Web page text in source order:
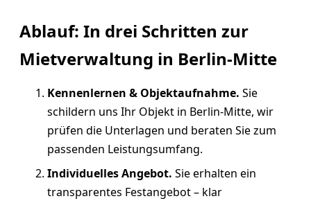
Ablauf: In drei Schritten zur
Mietverwaltung in Berlin-Mitte
Kennenlernen & Objektaufnahme. Sie
schildern uns Ihr Objekt in Berlin-Mitte, wir
prüfen die Unterlagen und beraten Sie zum
passenden Leistungsumfang.
Individuelles Angebot. Sie erhalten ein
transparentes Festangebot – klar